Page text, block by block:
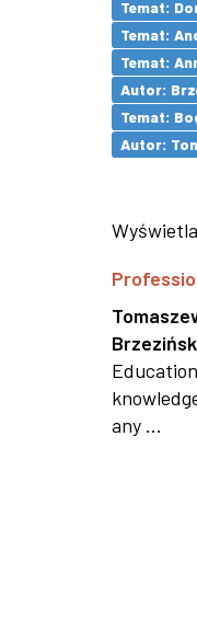
Temat:
Temat:
Temat:
Autor:
Temat:
Autor:
any ...